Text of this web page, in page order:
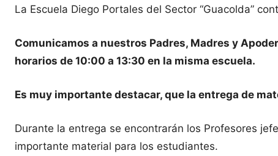
La Escuela Diego Portales del Sector “Guacolda”
Comunicamos a nuestros Padres, Madres y
horarios de 10:00 a 13:30 en la misma escuela.
Es muy importante destacar, que la entrega de
Durante la entrega se encontrarán los Profesores
importante material para los estudiantes.